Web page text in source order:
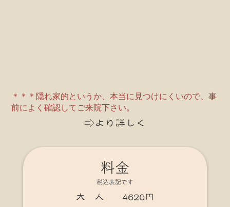
＊＊＊隠れ家的というか、本当に見つけにくいので、事
前によく確認してご来院下さい。
⇨より詳しく
料金
税込表記です
大 人 4620円